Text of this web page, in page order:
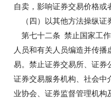
自卖，影响证券交易价格或
（四）以其他方法操纵证
第七十二条 禁止国家工
人员和有关人员编造并传
易。禁止证券交易所、证券
证券交易服务机构、社会
业协会、证券监督管理机